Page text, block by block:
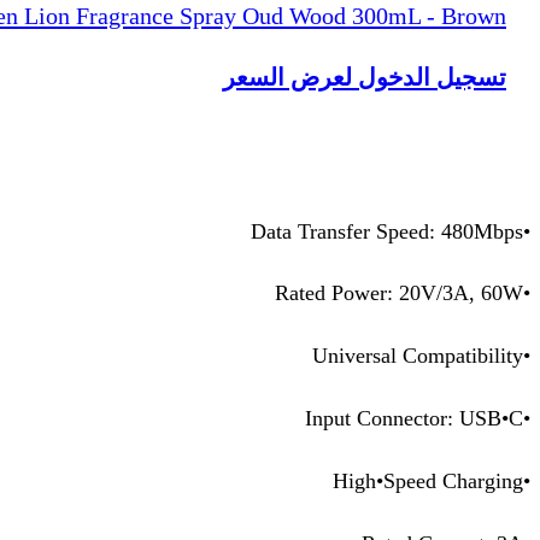
Lion Fragrance Spray Oud Wood 300mL - Brown
تسجيل الدخول لعرض السعر
•Data Transfer Speed: 480Mbps
•Rated Power: 20V/3A, 60W
•Universal Compatibility
•Input Connector: USB•C
•High•Speed Charging